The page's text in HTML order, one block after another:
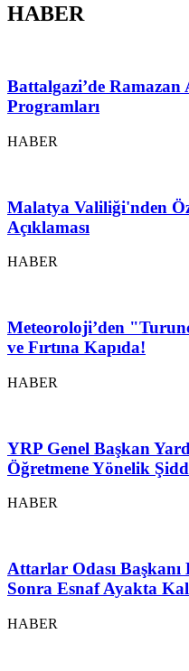
HABER
Battalgazi’de Ramazan
Programları
HABER
Malatya Valiliği'nden
Açıklaması
HABER
Meteoroloji’den
ve Fırtına Kapıda!
HABER
YRP Genel Başkan
Öğretmene Yönelik
HABER
Attarlar Odası
Sonra Esnaf Ayakta
HABER